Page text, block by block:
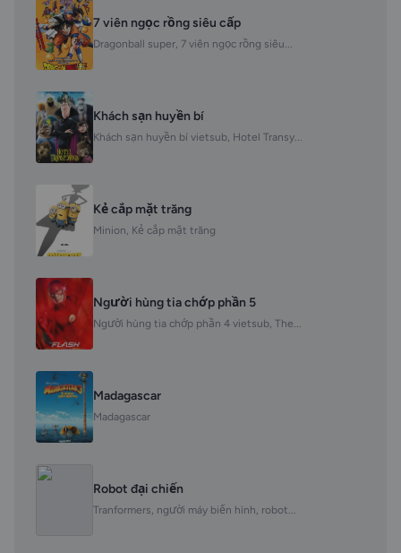
7 viên ngọc rồng siêu cấp
Dragonball super, 7 viên ngọc rồng siêu...
Khách sạn huyền bí
Khách sạn huyền bí vietsub, Hotel Transy...
Kẻ cắp mặt trăng
Minion, Kẻ cắp mặt trăng
Người hùng tia chớp phần 5
Người hùng tia chớp phần 4 vietsub, The...
Madagascar
Madagascar
Robot đại chiến
Tranformers, người máy biến hình, robot...